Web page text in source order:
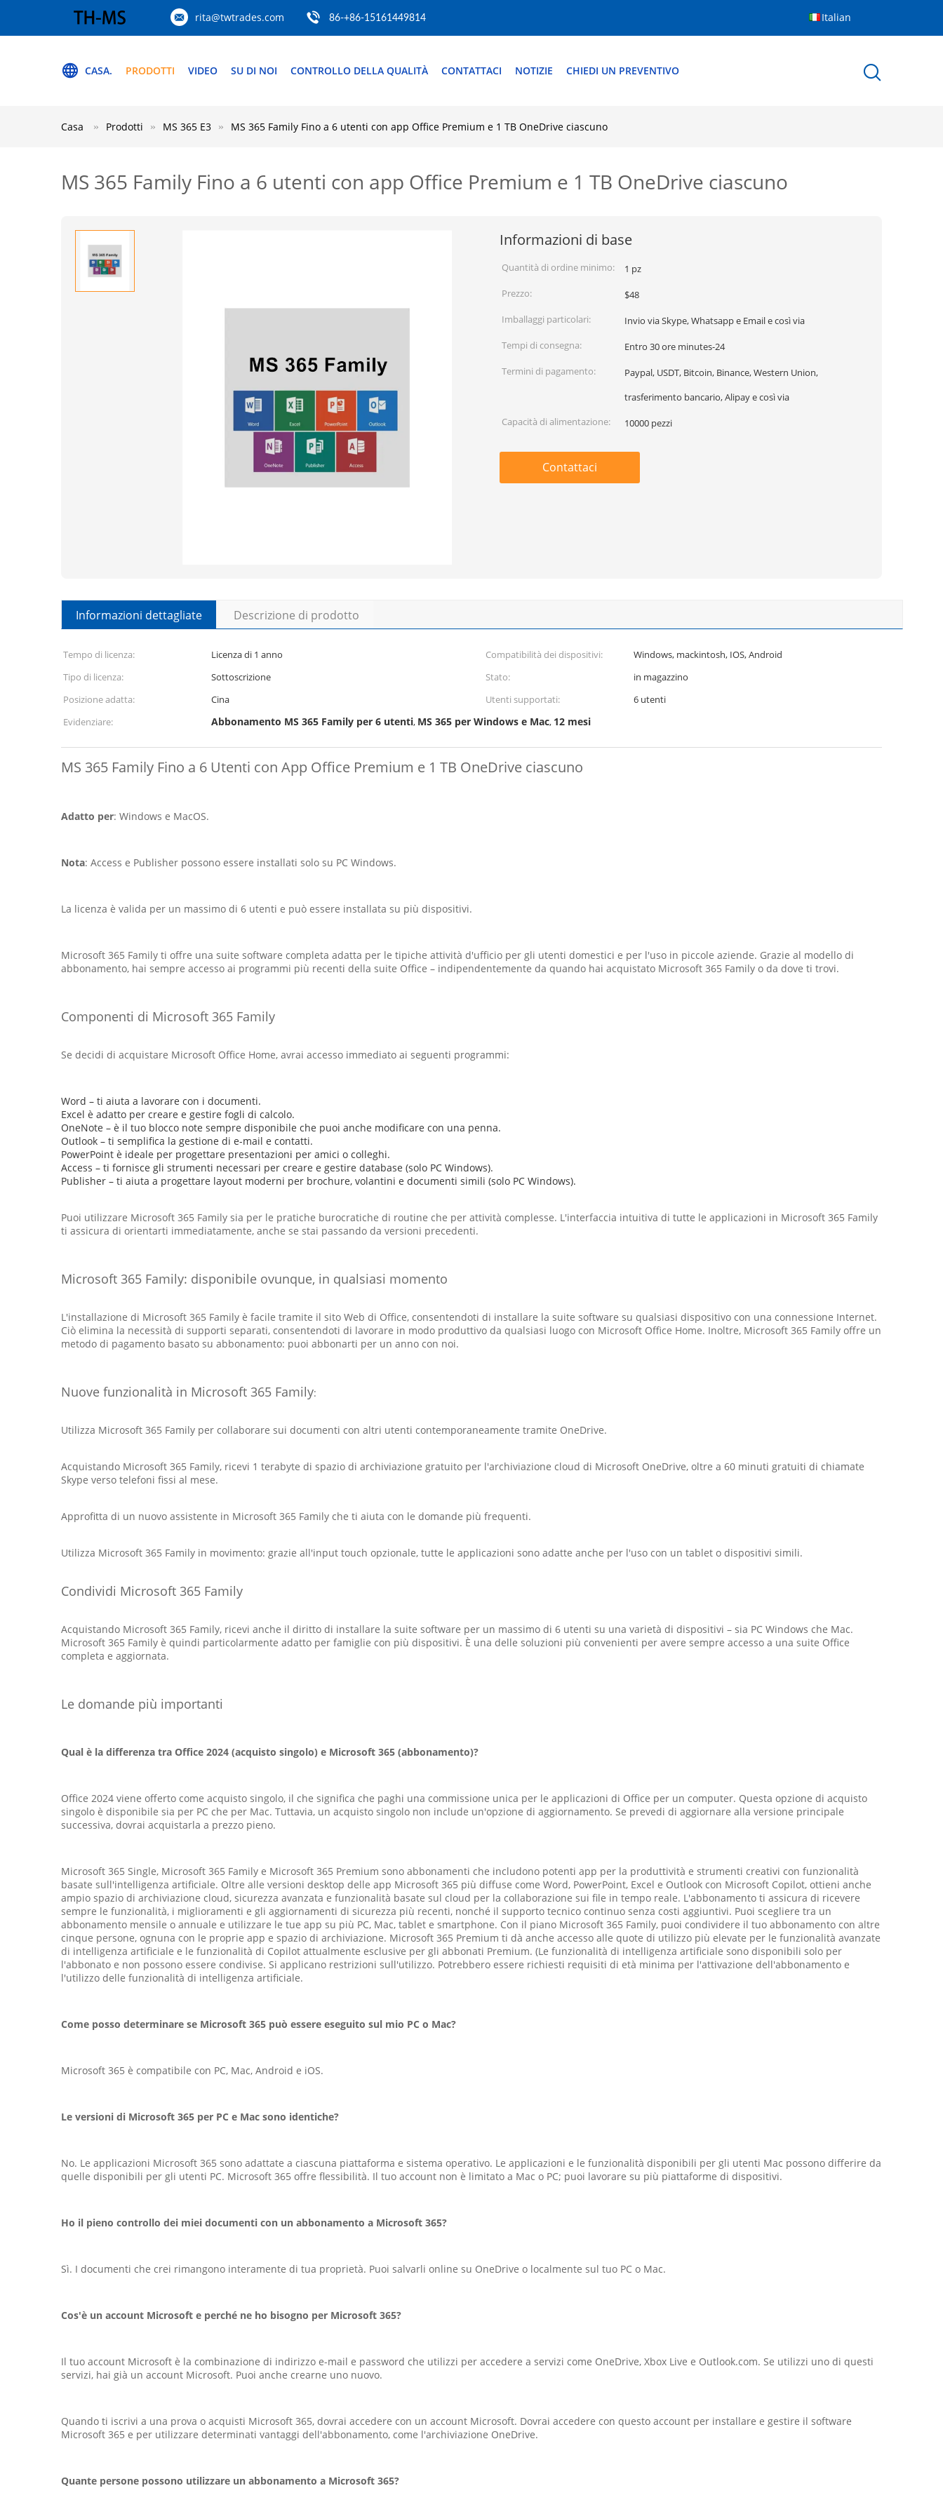
rita@twtrades.com 86-+86-15161449814 Italian
CASA. PRODOTTI VIDEO SU DI NOI CONTROLLO DELLA QUALITÀ CONTATTACI NOTIZIE CHIEDI UN PREVENTIVO
Casa Prodotti MS 365 E3 MS 365 Family Fino a 6 utenti con app Office Premium e 1 TB OneDrive ciascuno
MS 365 Family Fino a 6 utenti con app Office Premium e 1 TB OneDrive ciascuno
Informazioni di base
Quantità di ordine minimo:
1 pz
Prezzo:
$48
Imballaggi particolari:
Invio via Skype, Whatsapp e Email e così via
Tempi di consegna:
Entro 30 ore minutes-24
Termini di pagamento:
Paypal, USDT, Bitcoin, Binance, Western Union,
trasferimento bancario, Alipay e così via
Capacità di alimentazione:
10000 pezzi
Contattaci
Informazioni dettagliate Descrizione di prodotto
Tempo di licenza: Licenza di 1 anno Compatibilità dei dispositivi:
Windows, mackintosh, IOS, Android
Tipo di licenza:
Sottoscrizione Stato:
in magazzino
Posizione adatta:
Cina Utenti supportati:
6 utenti
Evidenziare:
Abbonamento MS 365 Family per 6 utenti, MS 365 per Windows e Mac, 12 mesi
MS 365 Family Fino a 6 Utenti con App Office Premium e 1 TB OneDrive ciascuno
Adatto per: Windows e MacOS.
Nota: Access e Publisher possono essere installati solo su PC Windows.
La licenza è valida per un massimo di 6 utenti e può essere installata su più dispositivi.
Microsoft 365 Family ti offre una suite software completa adatta per le tipiche attività d'ufficio per gli utenti domestici e per l'uso in piccole aziende. Grazie al modello di
abbonamento, hai sempre accesso ai programmi più recenti della suite Office – indipendentemente da quando hai acquistato Microsoft 365 Family o da dove ti trovi.
Componenti di Microsoft 365 Family
Se decidi di acquistare Microsoft Office Home, avrai accesso immediato ai seguenti programmi:
Word – ti aiuta a lavorare con i documenti.
Excel è adatto per creare e gestire fogli di calcolo.
OneNote – è il tuo blocco note sempre disponibile che puoi anche modificare con una penna.
Outlook – ti semplifica la gestione di e-mail e contatti.
PowerPoint è ideale per progettare presentazioni per amici o colleghi.
Access – ti fornisce gli strumenti necessari per creare e gestire database (solo PC Windows).
Publisher – ti aiuta a progettare layout moderni per brochure, volantini e documenti simili (solo PC Windows).
Puoi utilizzare Microsoft 365 Family sia per le pratiche burocratiche di routine che per attività complesse. L'interfaccia intuitiva di tutte le applicazioni in Microsoft 365 Family
ti assicura di orientarti immediatamente, anche se stai passando da versioni precedenti.
Microsoft 365 Family: disponibile ovunque, in qualsiasi momento
L'installazione di Microsoft 365 Family è facile tramite il sito Web di Office, consentendoti di installare la suite software su qualsiasi dispositivo con una connessione Internet.
Ciò elimina la necessità di supporti separati, consentendoti di lavorare in modo produttivo da qualsiasi luogo con Microsoft Office Home. Inoltre, Microsoft 365 Family offre un
metodo di pagamento basato su abbonamento: puoi abbonarti per un anno con noi.
Nuove funzionalità in Microsoft 365 Family:
Utilizza Microsoft 365 Family per collaborare sui documenti con altri utenti contemporaneamente tramite OneDrive.
Acquistando Microsoft 365 Family, ricevi 1 terabyte di spazio di archiviazione gratuito per l'archiviazione cloud di Microsoft OneDrive, oltre a 60 minuti gratuiti di chiamate
Skype verso telefoni fissi al mese.
Approfitta di un nuovo assistente in Microsoft 365 Family che ti aiuta con le domande più frequenti.
Utilizza Microsoft 365 Family in movimento: grazie all'input touch opzionale, tutte le applicazioni sono adatte anche per l'uso con un tablet o dispositivi simili.
Condividi Microsoft 365 Family
Acquistando Microsoft 365 Family, ricevi anche il diritto di installare la suite software per un massimo di 6 utenti su una varietà di dispositivi – sia PC Windows che Mac.
Microsoft 365 Family è quindi particolarmente adatto per famiglie con più dispositivi. È una delle soluzioni più convenienti per avere sempre accesso a una suite Office
completa e aggiornata.
Le domande più importanti
Qual è la differenza tra Office 2024 (acquisto singolo) e Microsoft 365 (abbonamento)?
Office 2024 viene offerto come acquisto singolo, il che significa che paghi una commissione unica per le applicazioni di Office per un computer. Questa opzione di acquisto
singolo è disponibile sia per PC che per Mac. Tuttavia, un acquisto singolo non include un'opzione di aggiornamento. Se prevedi di aggiornare alla versione principale
successiva, dovrai acquistarla a prezzo pieno.
Microsoft 365 Single, Microsoft 365 Family e Microsoft 365 Premium sono abbonamenti che includono potenti app per la produttività e strumenti creativi con funzionalità
basate sull'intelligenza artificiale. Oltre alle versioni desktop delle app Microsoft 365 più diffuse come Word, PowerPoint, Excel e Outlook con Microsoft Copilot, ottieni anche
ampio spazio di archiviazione cloud, sicurezza avanzata e funzionalità basate sul cloud per la collaborazione sui file in tempo reale. L'abbonamento ti assicura di ricevere
sempre le funzionalità, i miglioramenti e gli aggiornamenti di sicurezza più recenti, nonché il supporto tecnico continuo senza costi aggiuntivi. Puoi scegliere tra un
abbonamento mensile o annuale e utilizzare le tue app su più PC, Mac, tablet e smartphone. Con il piano Microsoft 365 Family, puoi condividere il tuo abbonamento con altre
cinque persone, ognuna con le proprie app e spazio di archiviazione. Microsoft 365 Premium ti dà anche accesso alle quote di utilizzo più elevate per le funzionalità avanzate
di intelligenza artificiale e le funzionalità di Copilot attualmente esclusive per gli abbonati Premium. (Le funzionalità di intelligenza artificiale sono disponibili solo per
l'abbonato e non possono essere condivise. Si applicano restrizioni sull'utilizzo. Potrebbero essere richiesti requisiti di età minima per l'attivazione dell'abbonamento e
l'utilizzo delle funzionalità di intelligenza artificiale.
Come posso determinare se Microsoft 365 può essere eseguito sul mio PC o Mac?
Microsoft 365 è compatibile con PC, Mac, Android e iOS.
Le versioni di Microsoft 365 per PC e Mac sono identiche?
No. Le applicazioni Microsoft 365 sono adattate a ciascuna piattaforma e sistema operativo. Le applicazioni e le funzionalità disponibili per gli utenti Mac possono differire da
quelle disponibili per gli utenti PC. Microsoft 365 offre flessibilità. Il tuo account non è limitato a Mac o PC; puoi lavorare su più piattaforme di dispositivi.
Ho il pieno controllo dei miei documenti con un abbonamento a Microsoft 365?
Sì. I documenti che crei rimangono interamente di tua proprietà. Puoi salvarli online su OneDrive o localmente sul tuo PC o Mac.
Cos'è un account Microsoft e perché ne ho bisogno per Microsoft 365?
Il tuo account Microsoft è la combinazione di indirizzo e-mail e password che utilizzi per accedere a servizi come OneDrive, Xbox Live e Outlook.com. Se utilizzi uno di questi
servizi, hai già un account Microsoft. Puoi anche crearne uno nuovo.
Quando ti iscrivi a una prova o acquisti Microsoft 365, dovrai accedere con un account Microsoft. Dovrai accedere con questo account per installare e gestire il software
Microsoft 365 e per utilizzare determinati vantaggi dell'abbonamento, come l'archiviazione OneDrive.
Quante persone possono utilizzare un abbonamento a Microsoft 365?